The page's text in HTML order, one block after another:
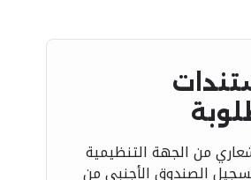
من الجهة التنظيمية
الصندوق الأجنبي من